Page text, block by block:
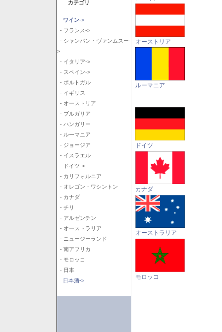
カテゴリ
ワイン->
- フランス->
- シャンパン・ヴァンムスー-
>
- イタリア->
- スペイン->
- ポルトガル
- イギリス
- オーストリア
- ブルガリア
- ハンガリー
- ルーマニア
- ジョージア
- イスラエル
- ドイツ->
- カリフォルニア
- オレゴン・ワシントン
- カナダ
- チリ
- アルゼンチン
- オーストラリア
- ニュージーランド
- 南アフリカ
- モロッコ
- 日本
日本酒->
オーストリア
ルーマニア
ドイツ
カナダ
オーストラリア
モロッコ